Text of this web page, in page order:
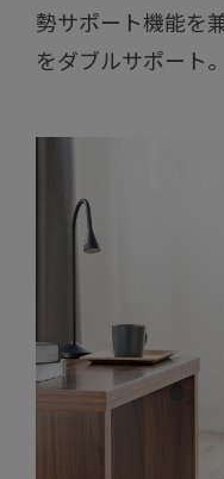
勢サポート機能を
をダブルサポート。